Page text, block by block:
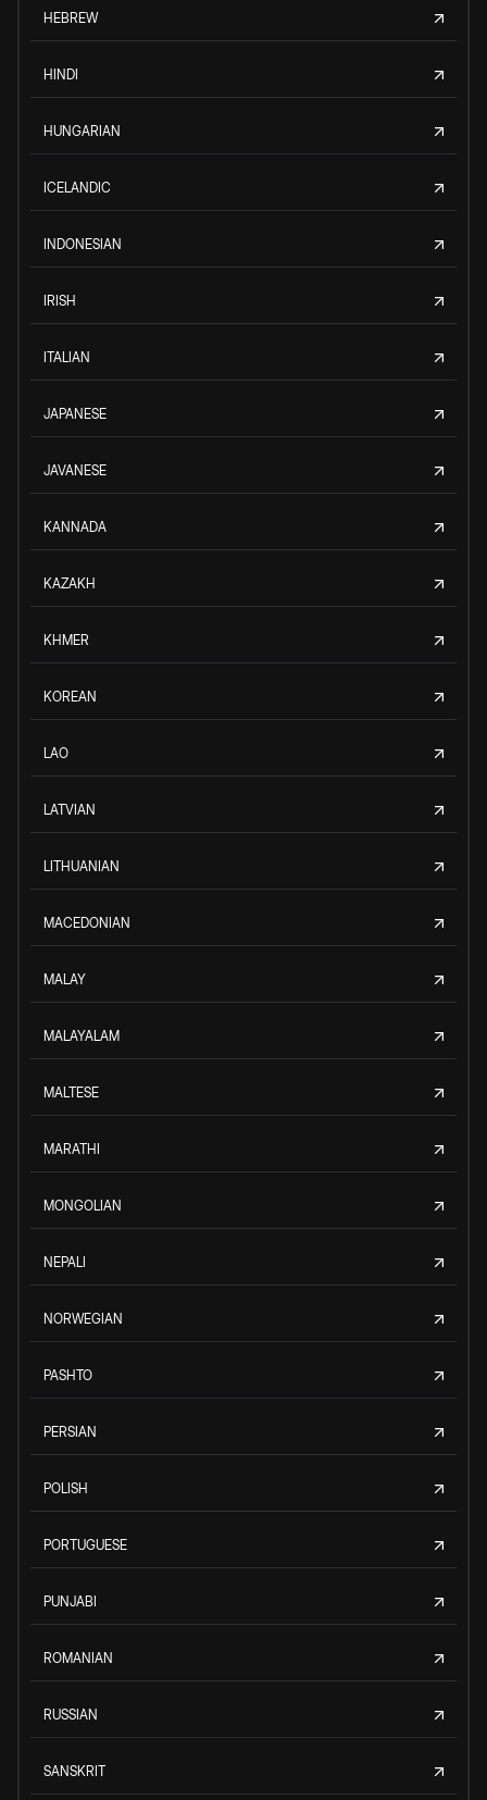
HEBREW
HINDI
HUNGARIAN
ICELANDIC
INDONESIAN
IRISH
ITALIAN
JAPANESE
JAVANESE
KANNADA
KAZAKH
KHMER
KOREAN
LAO
LATVIAN
LITHUANIAN
MACEDONIAN
MALAY
MALAYALAM
MALTESE
MARATHI
MONGOLIAN
NEPALI
NORWEGIAN
PASHTO
PERSIAN
POLISH
PORTUGUESE
PUNJABI
ROMANIAN
RUSSIAN
SANSKRIT